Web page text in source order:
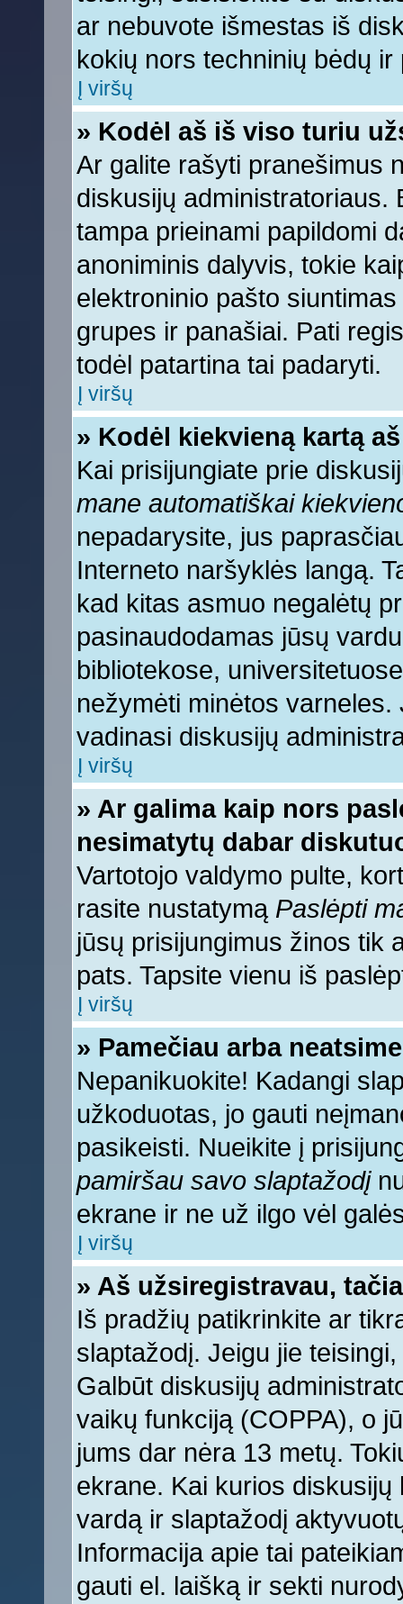
ar nebuvote išmestas iš
kokių nors techninių bėdų
Į viršų
» Kodėl aš iš viso turiu
Ar galite rašyti pranešimus
diskusijų administratoriaus.
tampa prieinami papildomi
anoniminis dalyvis, tokie
elektroninio pašto
grupes ir panašiai. Pati
todėl patartina tai padaryti.
Į viršų
» Kodėl kiekvieną kartą
Kai prisijungiate prie
mane automatiškai
nepadarysite, jus
Interneto naršyklės langą.
kad kitas asmuo negalėtų
pasinaudodamas jūsų
bibliotekose,
nežymėti minėtos
vadinasi diskusijų
Į viršų
» Ar galima kaip nors
nesimatytų dabar
Vartotojo valdymo pulte,
rasite nustatymą Paslėpti
jūsų prisijungimus žinos tik
pats. Tapsite vienu iš
Į viršų
» Pamečiau arba
Nepanikuokite! Kadangi
užkoduotas, jo gauti
pasikeisti. Nueikite į
pamiršau savo slaptažodį
ekrane ir ne už ilgo vėl
Į viršų
» Aš užsiregistravau,
Iš pradžių patikrinkite ar
slaptažodį. Jeigu jie
Galbūt diskusijų
vaikų funkciją (COPPA), o
jums dar nėra 13 metų.
ekrane. Kai kurios
vardą ir slaptažodį
Informacija apie tai
gauti el. laišką ir sekti